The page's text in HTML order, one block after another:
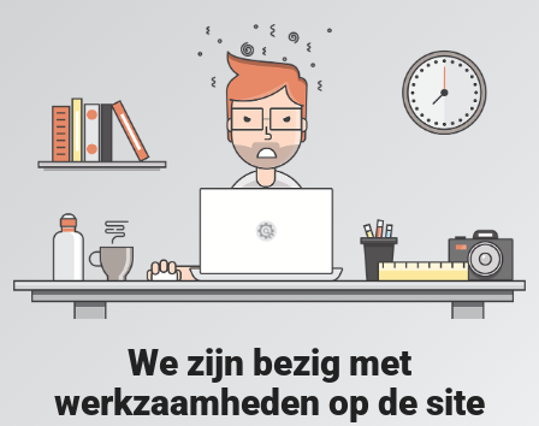
We zijn bezig met
werkzaamheden op de site